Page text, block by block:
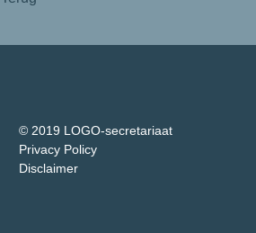
© 2019 LOGO-secretariaat
Privacy Policy
Disclaimer